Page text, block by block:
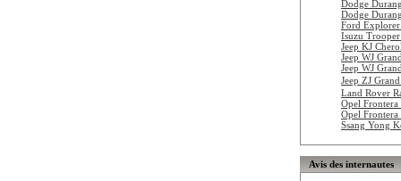
Dodge
Dodge
Ford
Isuzu
Jeep KJ
Jeep WJ
Jeep WJ
Jeep ZJ
Land Rover
Opel
Opel
Ssang Yong
Avis des internautes